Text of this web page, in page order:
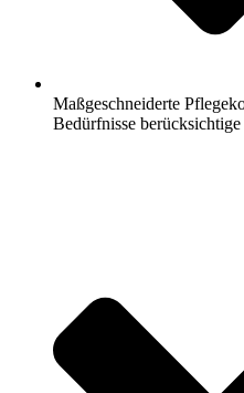
Maßgeschneiderte
Bedürfnisse berücksichtige